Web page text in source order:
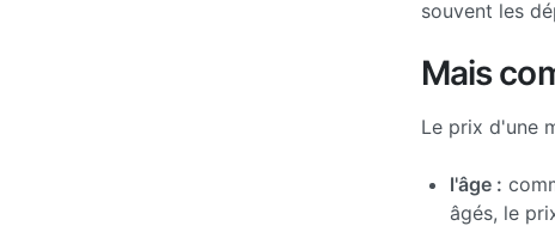
souvent les
Mais
Le prix d'une
l'âge :
âgés, le